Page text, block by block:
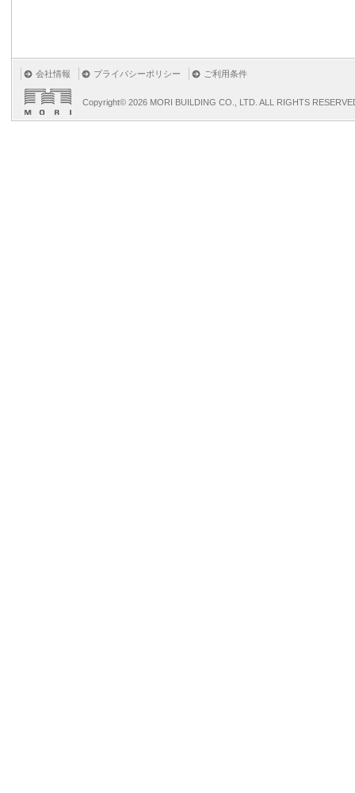
会社情報 プライバシーポリシー ご利用条件
Copyright© 2026 MORI BUILDING CO., LTD. ALL RIGHTS